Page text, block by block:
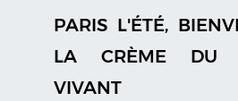
PARIS L'ÉTÉ,
LA CRÈME DU
VIVANT